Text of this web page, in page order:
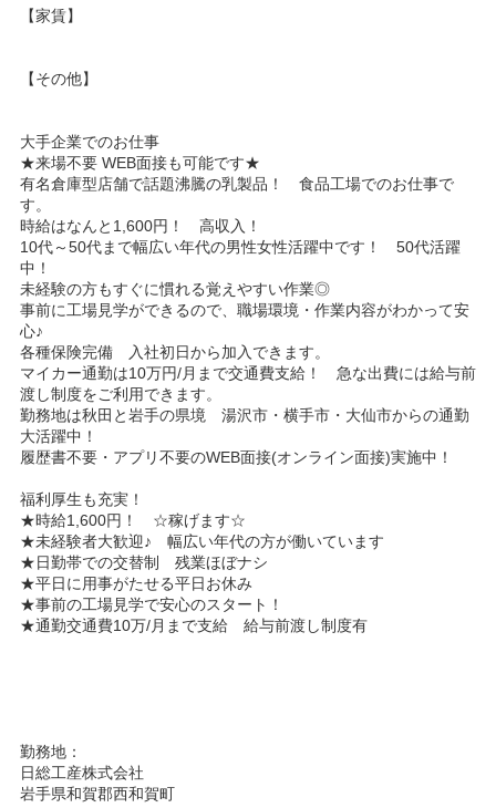
【家賃】
【その他】
大手企業でのお仕事
★来場不要 WEB面接も可能です★
有名倉庫型店舗で話題沸騰の乳製品！ 食品工場でのお仕事で
す。
時給はなんと1,600円！ 高収入！
10代～50代まで幅広い年代の男性女性活躍中です！ 50代活躍
中！
未経験の方もすぐに慣れる覚えやすい作業◎
事前に工場見学ができるので、職場環境・作業内容がわかって安
心♪
各種保険完備 入社初日から加入できます。
マイカー通勤は10万円/月まで交通費支給！ 急な出費には給与前
渡し制度をご利用できます。
勤務地は秋田と岩手の県境 湯沢市・横手市・大仙市からの通勤
大活躍中！
履歴書不要・アプリ不要のWEB面接(オンライン面接)実施中！
福利厚生も充実！
★時給1,600円！ ☆稼げます☆
★未経験者大歓迎♪ 幅広い年代の方が働いています
★日勤帯での交替制 残業ほぼナシ
★平日に用事がたせる平日お休み
★事前の工場見学で安心のスタート！
★通勤交通費10万/月まで支給 給与前渡し制度有
勤務地：
日総工産株式会社
岩手県和賀郡西和賀町